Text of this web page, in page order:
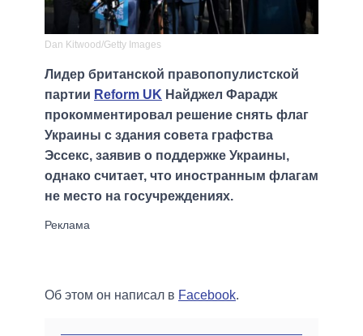
Dan Kitwood/Getty Images
Лидер британской правопопулистской
партии Reform UK Найджел Фарадж
прокомментировал решение снять флаг
Украины с здания совета графства
Эссекс, заявив о поддержке Украины,
однако считает, что иностранным флагам
не место на госучреждениях.
Об этом он написал в Facebook.